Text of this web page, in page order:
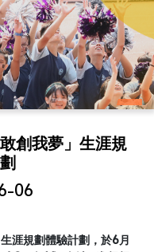
創我夢」生涯規
06
涯規劃體驗計劃，於6月